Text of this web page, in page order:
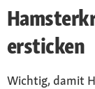
ersticken
Wichtig, damit